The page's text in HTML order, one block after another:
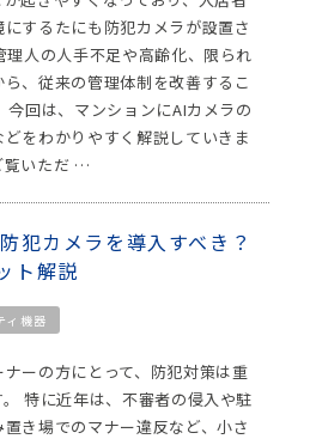
するたにも防犯カメラが設置さ
理人の人手不足や高齢化、限られ
、従来の管理体制を改善するこ
今回は、マンションにAIカメラの
をわかりやすく解説していきま
覧いただ …
犯カメラを導入すべき？
ト解説
ィ機器
ーの方にとって、防犯対策は重
特に近年は、不審者の侵入や駐
き場でのマナー違反など、小さ